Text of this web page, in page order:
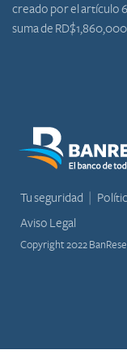
creado por el artículo
suma de
Tu seguridad
Aviso Legal
Copyright 2022